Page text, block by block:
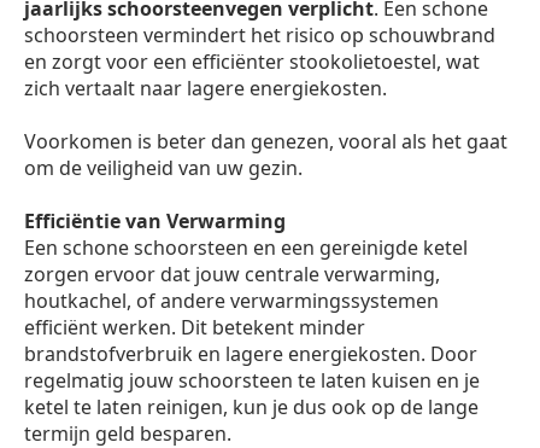
jaarlijks schoorsteenvegen verplicht. Een schone
schoorsteen vermindert het risico op schouwbrand
en zorgt voor een efficiënter stookolietoestel, wat
zich vertaalt naar lagere energiekosten.
Voorkomen is beter dan genezen, vooral als het gaat
om de veiligheid van uw gezin.
Efficiëntie van Verwarming
Een schone schoorsteen en een gereinigde ketel
zorgen ervoor dat jouw centrale verwarming,
houtkachel, of andere verwarmingssystemen
efficiënt werken. Dit betekent minder
brandstofverbruik en lagere energiekosten. Door
regelmatig jouw schoorsteen te laten kuisen en je
ketel te laten reinigen, kun je dus ook op de lange
termijn geld besparen.